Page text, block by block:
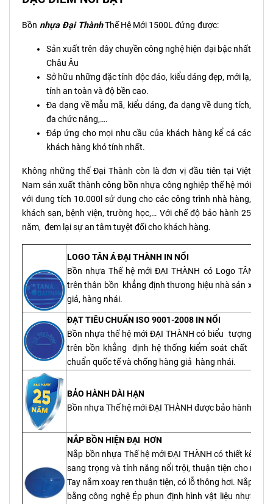
Bồn nhựaĐại ThànhThế Hệ Mới 1500L đứng được:
Sản xuất trên dây chuyền công nghệ hiện đại bậc nhất
Châu Âu
Sở hữu những đặc tính độc đáo, kiểu dáng đẹp, mới lạ,
tính an toàn và độ bền cao.
Đa dạng về mẫu mã, kiểu dáng, đa dạng về dung tích,
đa chức năng,….
Đáp ứng cho mọi nhu cầu của khách hàng kể cả các
khách hàng khó tính nhất.
Không những thế Đại Thành còn là đơn vị đầu tiên tại Việt
Nam sản xuất thành công bồn nhựa công nghiệp thế hệ mới
với dung tích 10.000l sử dụng cho các công trình nhà hàng,
khách sạn, bệnh viện, trường học,… Với chế độ bảo hành 25
năm, đem lại sự an tâm tuyệt đối cho khách hàng.
LOGO TÂN Á ĐẠI THÀNH IN NỔI
Bồn nhựa Thế hệ mới ĐẠI THÀNH có Logo TÂN Á
trên thân bồn khẳng định thương hiệu nhà sản xuất
giả, hàng nhái.
ĐẠT TIÊU CHUẨN ISO 9001-2008 IN NỔI
Bồn nhựa thế hệ mới ĐẠI THÀNH có biểu tượng ISO
trên bồn khẳng định hệ thống kiểm soát chất
chuẩn quốc tế và chống hàng giả hàng nhái.
BẢO HÀNH DÀI HẠN
Bồn nhựa Thế hệ mới ĐẠI THÀNH được bảo hành 25
NẮP BỒN HIỆN ĐẠI HƠN
Nắp bồn nhựa Thế hệ mới ĐẠI THÀNH có thiết kế
sang trọng và tính năng nổi trội, thuận tiện cho
Tay nắm xoay ren thuận tiện, có lỗ thông hơi. Nắp
bằng công nghệ Ép phun định hình vật liệu nhựa